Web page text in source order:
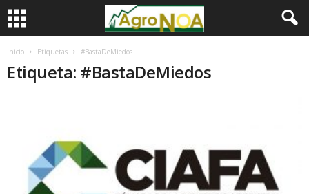
Inicio Etiquetas #BastaDeMiedos
Etiqueta: #BastaDeMiedos